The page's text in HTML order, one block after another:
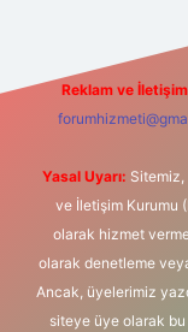
Reklam ve
Yasal Uyarı: Sitemiz,
ve İletişim Kurumu
olarak hizmet
olarak denetleme
Ancak, üyelerimiz
siteye üye olarak bu